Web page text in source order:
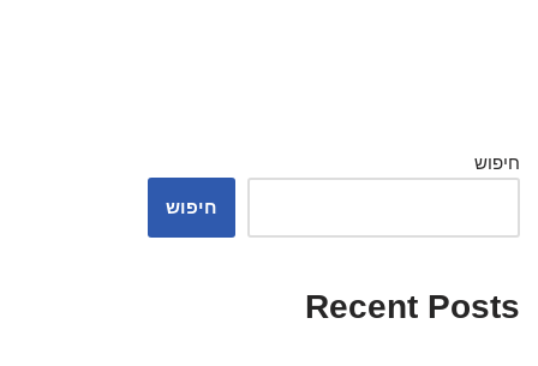
חיפוש
חיפוש
Recent Posts